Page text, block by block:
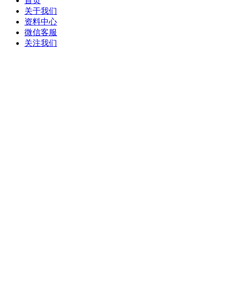
关于我们
资料中心
微信客服
关注我们